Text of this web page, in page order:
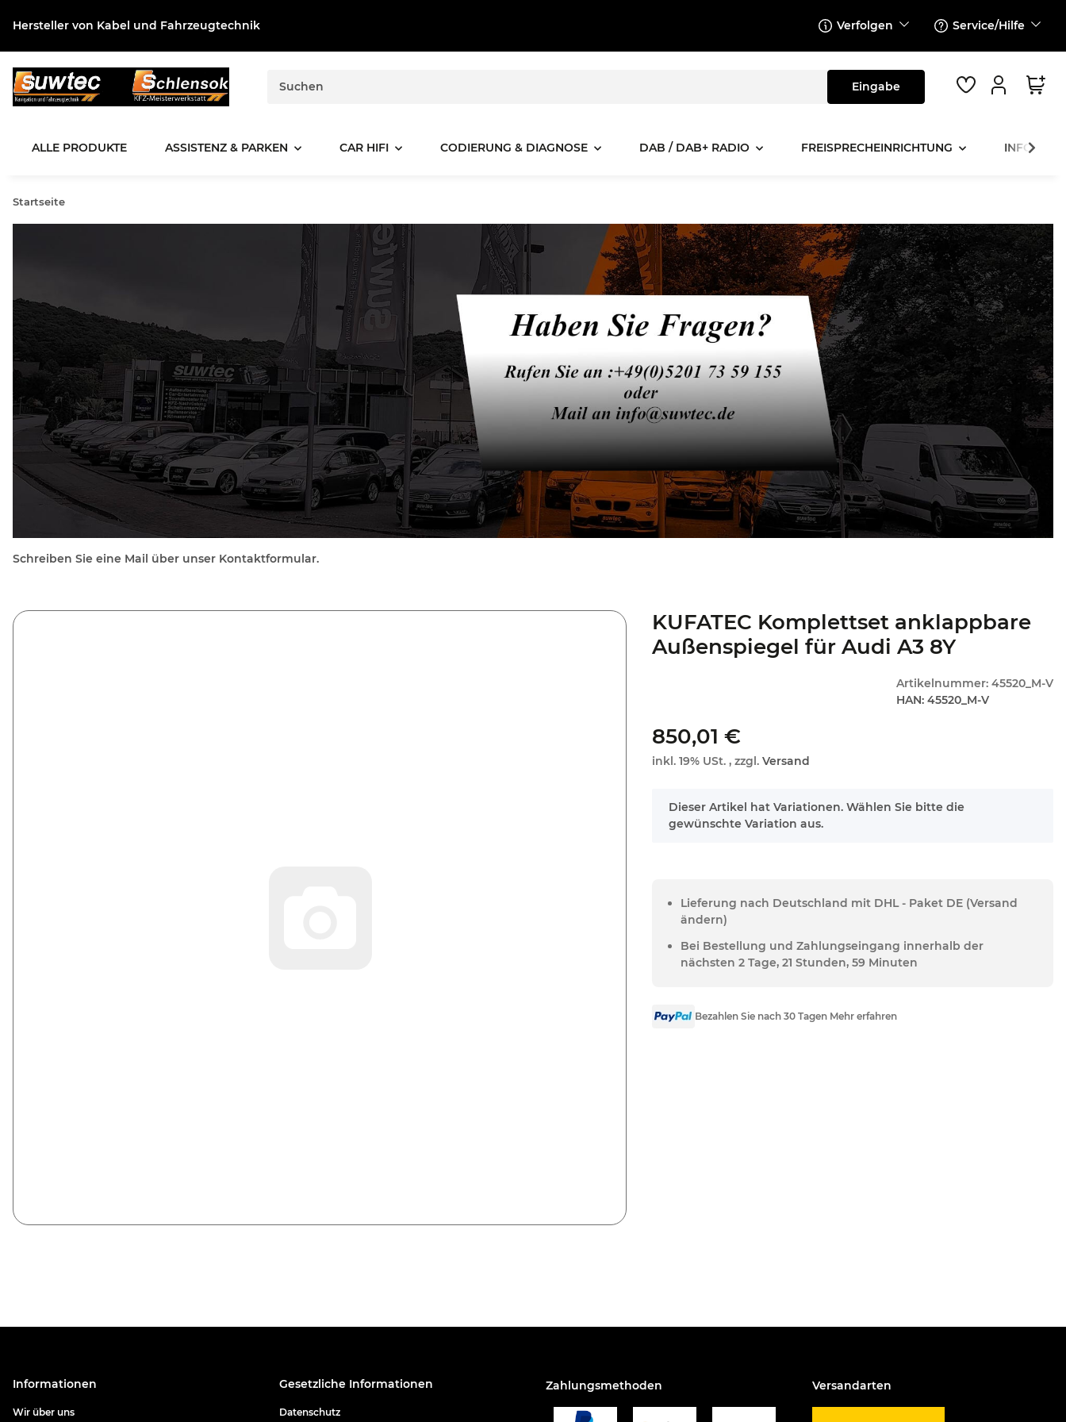
Hersteller von Kabel und Fahrzeugtechnik Verfolgen Service/Hilfe
ALLE PRODUKTE ASSISTENZ & PARKEN CAR HIFI CODIERUNG & DIAGNOSE DAB / DAB+ RADIO FREISPRECHEINRICHTUNG
Startseite
Schreiben Sie eine Mail über unser Kontaktformular.
KUFATEC Komplettset anklappbare
Außenspiegel für Audi A3 8Y
Artikelnummer: 45520_M-V
HAN: 45520_M-V
850,01 €
inkl. 19% USt. , zzgl.Versand
x
Dieser Artikel hat Variationen. Wählen Sie bitte die
gewünschte Variation aus.
Lieferung nach Deutschland mit DHL - Paket DE (Versand
ändern)
Bei Bestellung und Zahlungseingang innerhalb der
nächsten 2 Tage, 21 Stunden, 59 Minuten
Bezahlen Sie nach 30 Tagen Mehr erfahren
Informationen
Wir über uns
Gesetzliche Informationen
Datenschutz
Zahlungsmethoden Versandarten